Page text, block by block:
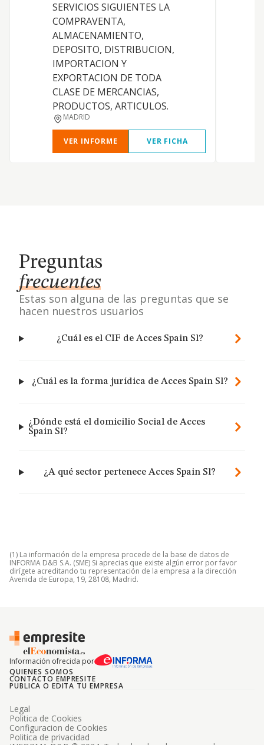
SERVICIOS SIGUIENTES LA
COMPRAVENTA,
ALMACENAMIENTO,
DEPOSITO, DISTRIBUCION,
IMPORTACION Y
EXPORTACION DE TODA
CLASE DE MERCANCIAS,
PRODUCTOS, ARTICULOS.
MADRID
VER INFORME VER FICHA
Preguntas
frecuentes
Estas son alguna de las preguntas que se
hacen nuestros usuarios
¿Cuál es el CIF de Acces Spain Sl?
¿Cuál es la forma jurídica de Acces Spain Sl?
¿Dónde está el domicilio Social de Acces
Spain Sl?
¿A qué sector pertenece Acces Spain Sl?
(1) La información de la empresa procede de la base de datos de
INFORMA D&B S.A. (SME) Si aprecias que existe algún error por favor
dirígete acreditando tu representación de la empresa a la dirección
Avenida de Europa, 19, 28108, Madrid.
Información ofrecida por
QUIENES SOMOS
CONTACTO EMPRESITE
PUBLICA O EDITA TU EMPRESA
Legal
Politica de Cookies
Configuracion de Cookies
Politica de privacidad